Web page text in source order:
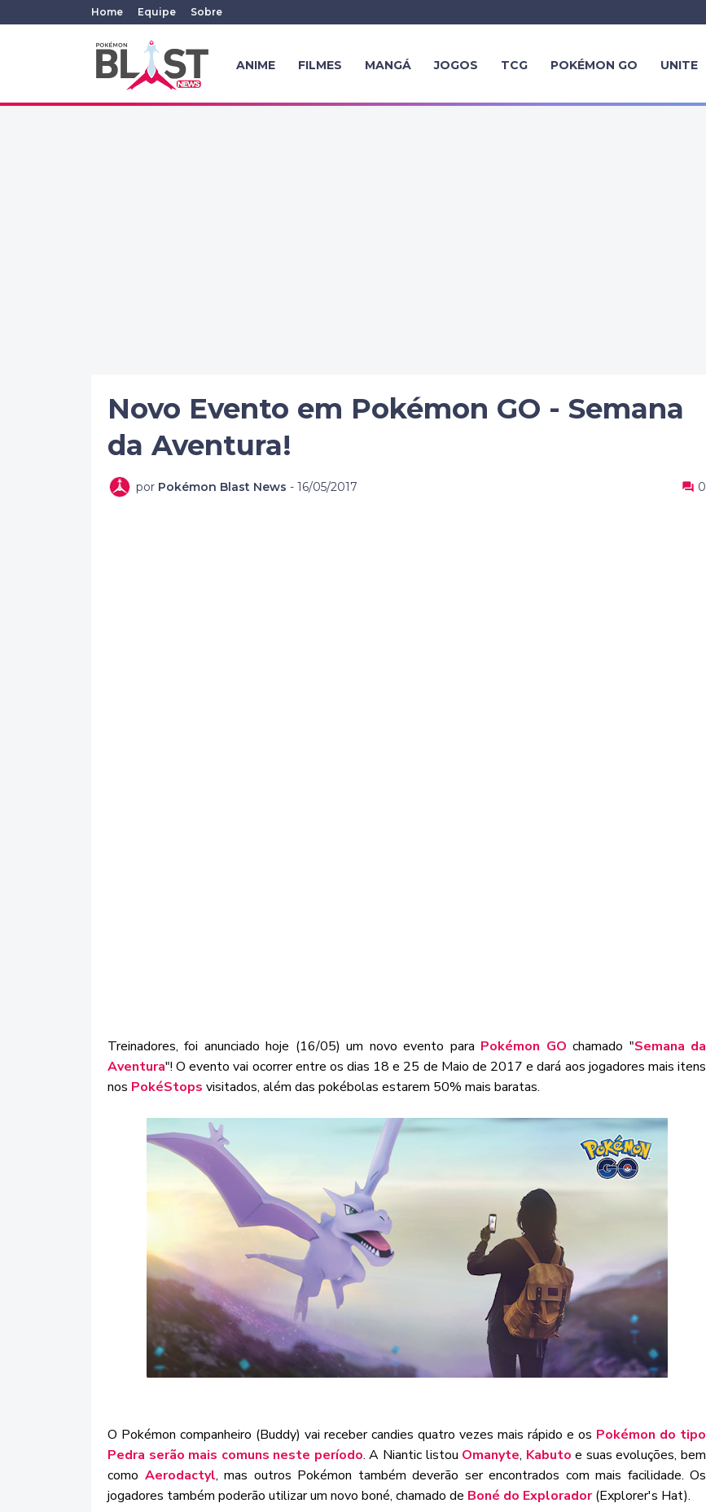
Home Equipe Sobre
ANIME FILMES MANGÁ JOGOS TCG POKÉMON GO UNITE
Novo Evento em Pokémon GO - Semana
da Aventura!
por Pokémon Blast News - 16/05/2017 0
Treinadores, foi anunciado hoje (16/05) um novo evento para Pokémon GO chamado "Semana da
Aventura"! O evento vai ocorrer entre os dias 18 e 25 de Maio de 2017 e dará aos jogadores mais itens
nos PokéStops visitados, além das pokébolas estarem 50% mais baratas.
O Pokémon companheiro (Buddy) vai receber candies quatro vezes mais rápido e os Pokémon do tipo
Pedra serão mais comuns neste período. A Niantic listou Omanyte, Kabuto e suas evoluções, bem
como Aerodactyl, mas outros Pokémon também deverão ser encontrados com mais facilidade. Os
jogadores também poderão utilizar um novo boné, chamado de Boné do Explorador(Explorer's Hat).